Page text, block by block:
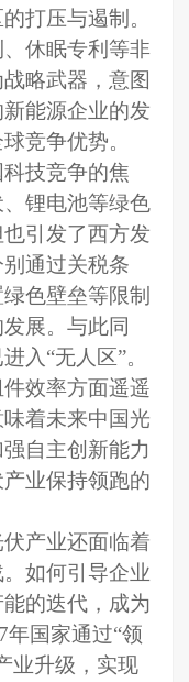
打压与遏制。
休眠专利 等非
略武器， 意图
新能源企业的发
竞争优势。
技竞争的焦
锂电池等绿色
引发了西方发
通过关税条
色壁垒等限制
展。与此同
入 “无人区”。
效率方面遥遥
着未来中国光
强自主创新能力
业保持领跑的
产业还面临着
如何引导企业
的迭代，成为
年国家通过“领
业升级，实现